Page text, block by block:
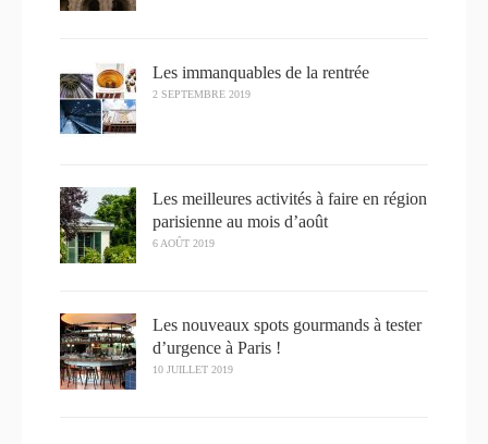
Les immanquables de la rentrée
2 SEPTEMBRE 2019
Les meilleures activités à faire en région
parisienne au mois d’août
6 AOÛT 2019
Les nouveaux spots gourmands à tester
d’urgence à Paris !
10 JUILLET 2019